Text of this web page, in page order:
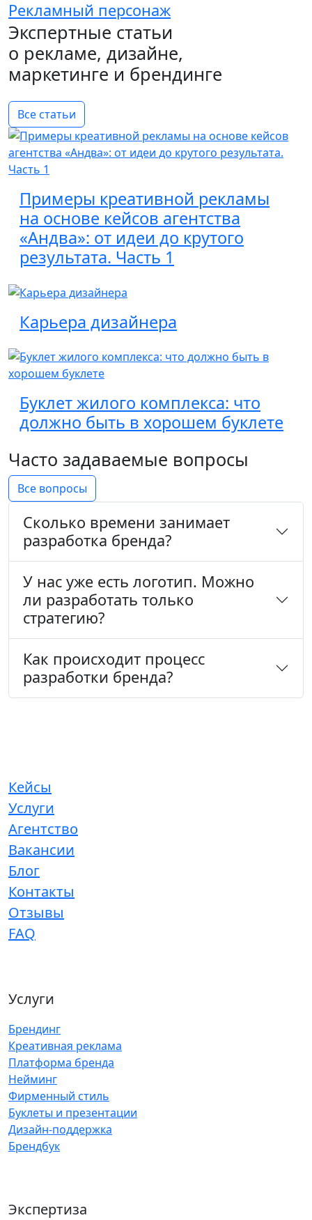
Рекламный персонаж
Экспертные статьи
о рекламе, дизайне,
маркетинге и брендинге
Все статьи
Примеры креативной рекламы
на основе кейсов агентства
«Андва»: от идеи до крутого
результата. Часть 1
Карьера дизайнера
Буклет жилого комплекса: что
должно быть в хорошем буклете
Часто задаваемые вопросы
Все вопросы
Сколько времени занимает
разработка бренда?
У нас уже есть логотип. Можно
ли разработать только
стратегию?
Как происходит процесс
разработки бренда?
Кейсы
Услуги
Агентство
Вакансии
Блог
Контакты
Отзывы
FAQ
Услуги
Брендинг
Креативная реклама
Платформа бренда
Нейминг
Фирменный стиль
Буклеты и презентации
Дизайн-поддержка
Брендбук
Экспертиза